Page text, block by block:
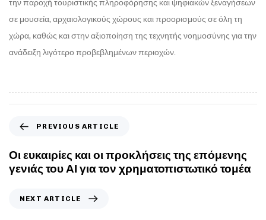
την παροχή τουριστικής πληροφόρησης και ψηφιακών ξεναγήσεων
σε μουσεία, αρχαιολογικούς χώρους και προορισμούς σε όλη τη
χώρα, καθώς και στην αξιοποίηση της τεχνητής νοημοσύνης για την
ανάδειξη λιγότερο προβεβλημένων περιοχών.
PREVIOUS ARTICLE
Οι ευκαιρίες και οι προκλήσεις της επόμενης
γενιάς του ΑΙ για τον χρηματοπιστωτικό τομέα
NEXT ARTICLE